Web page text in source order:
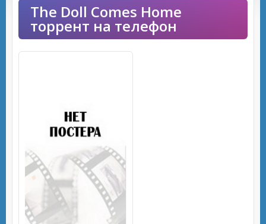
The Doll Comes Home
торрент на телефон